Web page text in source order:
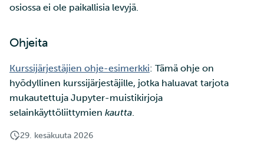
osiossa ei ole paikallisia levyjä.
Ohjeita
Kurssijärjestäjien ohje-esimerkki: Tämä ohje on
hyödyllinen kurssijärjestäjille, jotka haluavat tarjota
mukautettuja Jupyter-muistikirjoja
selainkäyttöliittymien kautta.
29. kesäkuuta 2026